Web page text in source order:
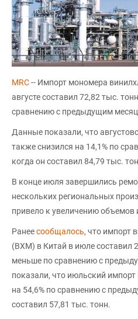
MRC-- Импорт мономера
августе составил 72,82 тыс.
сравнению с предыдущим
Данные показали, что
также снизился на 14,1% по
когда он составил 84,79 тыс.
В конце июля завершились
нескольких региональных
привело к увеличению объемов
Ранеесообщалось, что импорт
(ВХМ) в Китай в июле составил
меньше по сравнению с
показали, что июльский
на 54,6% по сравнению с
составил 57,81 тыс. тонн.